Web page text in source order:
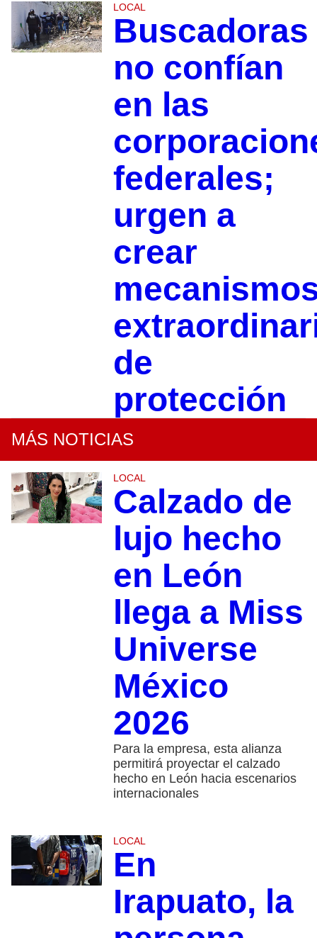
LOCAL
Buscadoras
no confían
en las
federales;
urgen a
crear
de
protección
MÁS NOTICIAS
LOCAL
Calzado de
lujo hecho
en León
llega a Miss
Universe
México
2026
Para la empresa, esta alianza
permitirá proyectar el calzado
hecho en León hacia escenarios
internacionales
LOCAL
En
Irapuato, la